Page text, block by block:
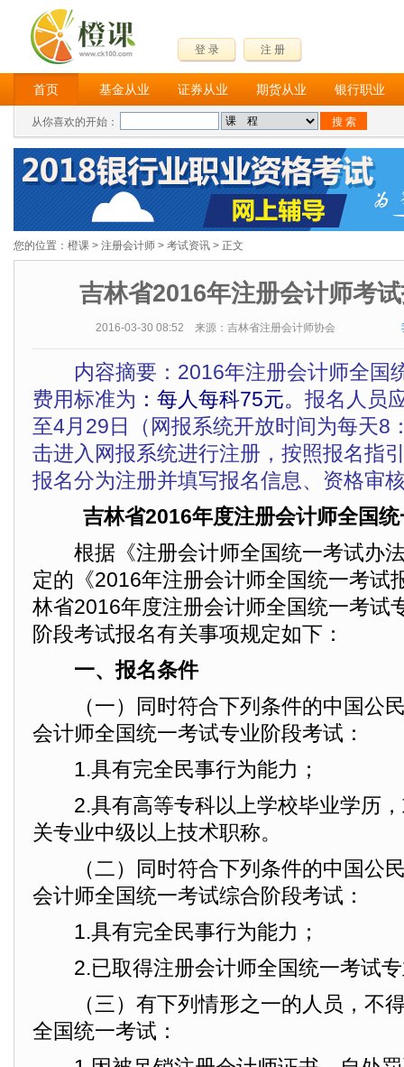
登 录 注 册
首页 基金从业 证券从业 期货从业 银行职业
从你喜欢的开始：
您的位置： 橙课 > 注册会计师 > 考试资讯 > 正文
吉林省2016年注册会计师考
2016-03-30 08:52 来源：吉林省注册会计师协会
内容摘要：2016年注册会计师全国
费用标准为 ：每人每科75元。 报名人员
至4月29日（网报系统开放时间为每天
击进入网报系统进行注册，按照报名指
报名分为注册并填写报名信息、资格审
吉林省2016年度注册会计师全国
根据《注册会计师全国统一考试办法
定的《2016年注册会计师全国统一考试
林省2016年度注册会计师全国统一考试
阶段考试报名有关事项规定如下：
一、报名条件
（一）同时符合下列条件的中国公民
会计师全国统一考试专业阶段考试：
1.具有完全民事行为能力；
2.具有高等专科以上学校毕业学历，
关专业中级以上技术职称。
（二）同时符合下列条件的中国公民
会计师全国统一考试综合阶段考试：
1.具有完全民事行为能力；
2.已取得注册会计师全国统一考试专
（三）有下列情形之一的人员，不得
全国统一考试：